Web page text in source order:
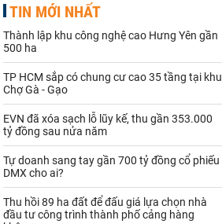
Hạt điều
Khí đốt
Kim loại khác Mắc ca
Muối Ngũ cốc
Nhựa - Hạt nhựa
Palladium Phân bón
Rau - Củ -Quả Sắt thép
TIN MỚI NHẤT
Thành lập khu công nghệ cao Hưng Yên gần
500 ha
TP HCM sắp có chung cư cao 35 tầng tại khu
Chợ Gà - Gạo
EVN đã xóa sạch lỗ lũy kế, thu gần 353.000
tỷ đồng sau nửa năm
Tự doanh sang tay gần 700 tỷ đồng cổ phiếu
DMX cho ai?
Thu hồi 89 ha đất để đấu giá lựa chọn nhà
đầu tư công trình thành phố cảng hàng